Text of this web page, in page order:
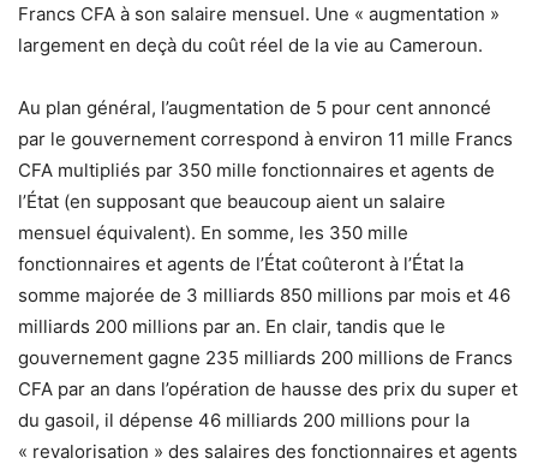
Francs CFA à son salaire mensuel. Une « augmentation »
largement en deçà du coût réel de la vie au Cameroun.
Au plan général, l’augmentation de 5 pour cent annoncé
par le gouvernement correspond à environ 11 mille Francs
CFA multipliés par 350 mille fonctionnaires et agents de
l’État (en supposant que beaucoup aient un salaire
mensuel équivalent). En somme, les 350 mille
fonctionnaires et agents de l’État coûteront à l’État la
somme majorée de 3 milliards 850 millions par mois et 46
milliards 200 millions par an. En clair, tandis que le
gouvernement gagne 235 milliards 200 millions de Francs
CFA par an dans l’opération de hausse des prix du super et
du gasoil, il dépense 46 milliards 200 millions pour la
« revalorisation » des salaires des fonctionnaires et agents